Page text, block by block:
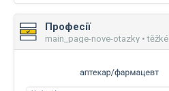
Професії
main_page-nove-otazky • těžké